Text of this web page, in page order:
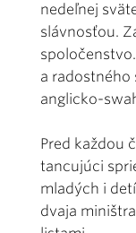
nedeľnej
slávnosťou.
a radostného
anglicko-
Pred každou
tancujúci
mladých i
dvaja